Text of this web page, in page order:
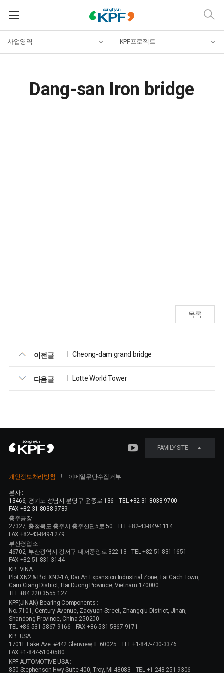
사업영역 KPF프로젝트
Dang-san Iron bridge
목록
이전글 Cheong-dam grand bridge
Lotte World Tower
다음글
개인정보처리방침 이메일무단수집거부
본사 :
13466, 경기도 성남시 분당구 운중로 136
TEL +82-31-8038-9700
FAX +82-31-8038-9789
충주공장 :
27327, 충청북도 충주시 충주산단5로 50
TEL +82-43-849-1114
FAX +82-43-849-1279
부산영업소 :
46702, 부산광역시 강서구 대저중앙로 322-13
TEL +82-51-831-1651
FAX +82-51-831-3144
KPF VINA :
Plot XN2 & Plot XN2-1A, Dai An Expansion Industrial Zone, Lai Cach Town,
Cam Giang District, Hai Duong Province, Vietnam 170000
TEL +84 220 3555 127
KPF(JINAN) Bearing Components :
No. 7101, Century Avenue, Zaoyuan Street, Zhangqiu District, Jinan,
Shandong Province, China 250200
TEL +86-531-5867-9166
FAX +86-531-5867-9171
KPF USA :
1701E Lake Ave. #442 Glenview, IL 60025
TEL +1-847-730-3376
FAX +1-847-510-0580
KPF AUTOMOTIVE USA :
850 Stephenson Hwy Suite 400, Troy, MI 48083
TEL +1-248-251-9306
FAMILY SITE